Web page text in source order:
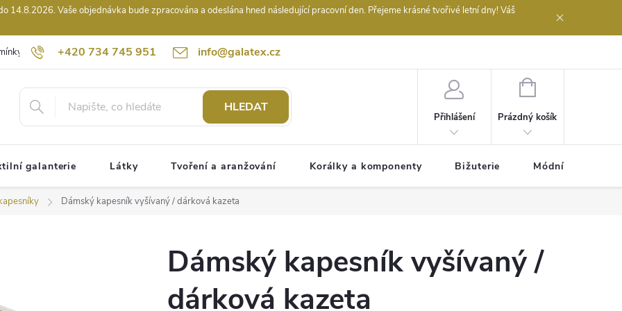
14.8.2026. Vaše objednávka bude zpracována a odeslána hned následující pracovní den. Přejeme krásné tvořivé letní dny! Váš
+420 734 745 951 info@galatex.cz
Podmínky ochrany osobních údajů Kontakty Hodnocení obchodu
HLEDAT
Přihlášení
NÁKUPNÍ
Prázdný košík
galanterie Látky Tvoření a aranžování Korálky a komponenty Bižuterie Módní doplňky
Dámský kapesník vyšívaný / dárková kazeta
Dámský kapesník vyšívaný /
dárková kazeta